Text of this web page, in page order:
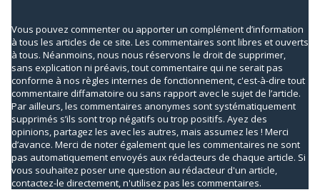
Vous pouvez commenter ou apporter un complément d’information
à tous les articles de ce site. Les commentaires sont libres et ouverts
à tous. Néanmoins, nous nous réservons le droit de supprimer,
sans explication ni préavis, tout commentaire qui ne serait pas
conforme à nos règles internes de fonctionnement, c'est-à-dire tout
commentaire diffamatoire ou sans rapport avec le sujet de l’article.
Par ailleurs, les commentaires anonymes sont systématiquement
supprimés s’ils sont trop négatifs ou trop positifs. Ayez des
opinions, partagez les avec les autres, mais assumez les ! Merci
d’avance. Merci de noter également que les commentaires ne sont
pas automatiquement envoyés aux rédacteurs de chaque article. Si
vous souhaitez poser une question au rédacteur d'un article,
contactez-le directement, n'utilisez pas les commentaires.